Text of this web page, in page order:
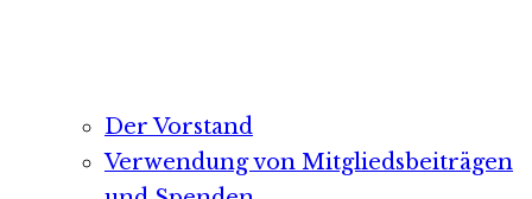
Der Vorstand
Verwendung von Mitgliedsbeiträgen